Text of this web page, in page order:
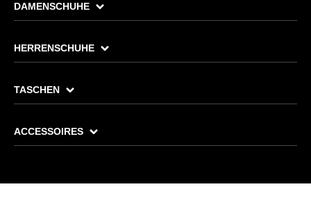
DAMENSCHUHE
HERRENSCHUHE
TASCHEN
ACCESSOIRES